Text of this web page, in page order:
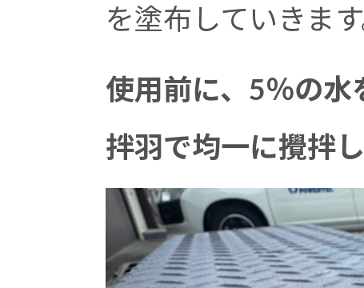
を塗布していきます
使用前に、5％の
拌羽で均一に攪拌し